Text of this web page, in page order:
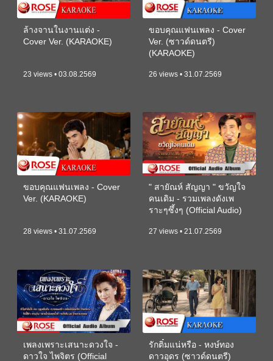
ล้างจานในงานแต่ง -
Cover Ver. (KARAOKE)
23 views • 03.08.2569
ขอบคุณแฟนเพลง - Cover
Ver. (ซาวด์ดนตรี)
(KARAOKE)
26 views • 31.07.2569
ขอบคุณแฟนเพลง - Cover
Ver. (KARAOKE)
28 views • 31.07.2569
" สายัณห์ สัญญา " ขวัญใจ
คนเดิม - รวมเพลงดังเพ
ราะๆซึ้งๆ (Official Audio)
27 views • 21.07.2569
เพลงเพราะเสนาะดวงใจ -
ดาวใจ ไพจิตร (Official
รักติ๋มแน่หรือ - หงษ์ทอง
ดาวอุดร (ซาวด์ดนตรี)